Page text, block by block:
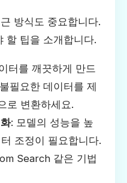
방식도 중요합니다.
할 팁을 소개합니다.
터를 깨끗하게 만드
필요한 데이터를 제
로 변환하세요.
: 모델의 성능을 높
조정이 필요합니다.
Search 같은 기법